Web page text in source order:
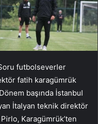
futbolseverler
fatih karagümrük
başında İstanbul
İtalyan teknik direktör
Pirlo, Karagümrük’ten